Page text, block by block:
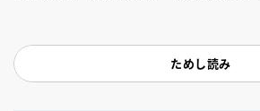
ためし読み